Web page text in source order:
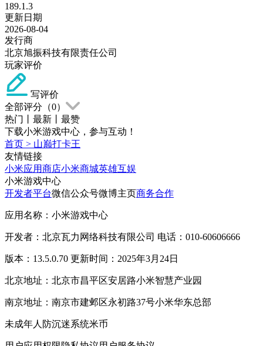
189.1.3
更新日期
2026-08-04
发行商
北京旭振科技有限责任公司
玩家评价
写评价
全部评分（0）
热门
最新
最赞
下载小米游戏中心，参与互动！
首页 > 山巅打卡王
友情链接
小米应用商店小米商城英雄互娱
小米游戏中心
开发者平台微信公众号微博主页商务合作
应用名称：小米游戏中心
开发者：北京瓦力网络科技有限公司 电话：010-60606666
版本：13.5.0.70 更新时间：2025年3月24日
北京地址：北京市昌平区安居路小米智慧产业园
南京地址：南京市建邺区永初路37号小米华东总部
未成年人防沉迷系统米币